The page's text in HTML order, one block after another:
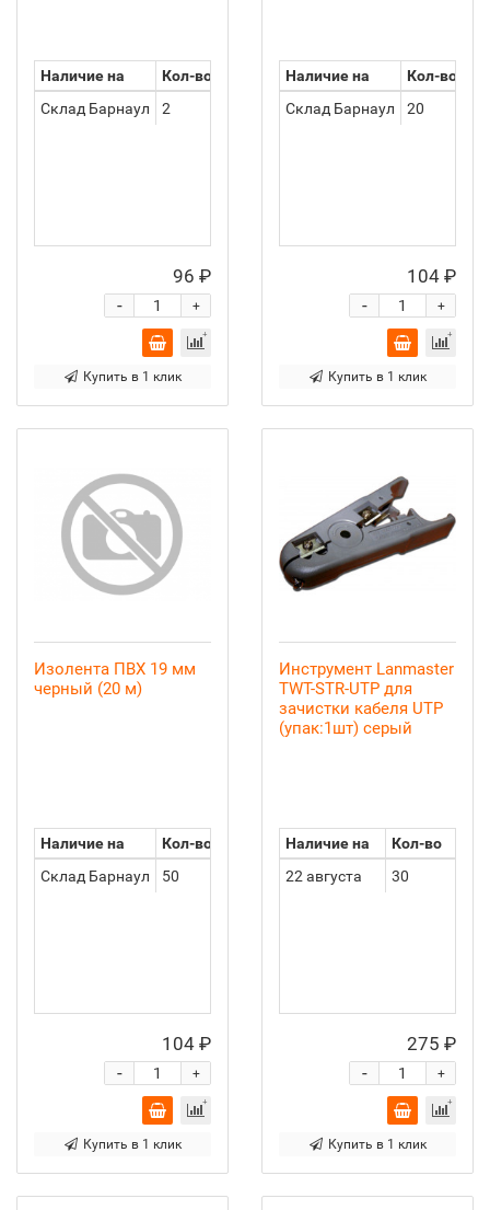
Наличие на
Кол-во
Склад Барнаул
2
96 ₽
+
-
Купить в 1 клик
Наличие на
Кол-во
Склад Барнаул
20
104 ₽
+
-
Купить в 1 клик
Изолента ПВХ 19 мм
черный (20 м)
Наличие на
Кол-во
Склад Барнаул
50
104 ₽
+
-
Купить в 1 клик
Инструмент Lanmaster
TWT-STR-UTP для
зачистки кабеля UTP
(упак:1шт) серый
Наличие на
Кол-во
22 августа
30
275 ₽
+
-
Купить в 1 клик